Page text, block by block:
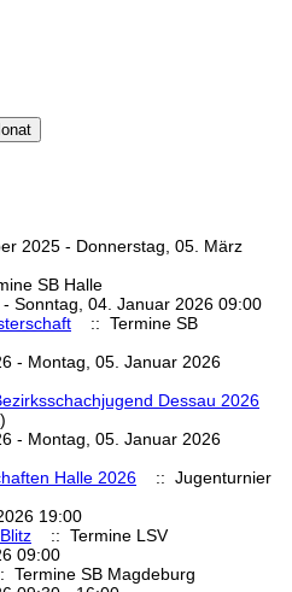
2025 - Donnerstag, 05. März
SB Halle
Sonntag, 04. Januar 2026 09:00
:: Termine SB
- Montag, 05. Januar 2026
Dessau 2026
- Montag, 05. Januar 2026
Halle 2026
:: Jugenturnier
19:00
:: Termine LSV
09:00
Termine SB Magdeburg